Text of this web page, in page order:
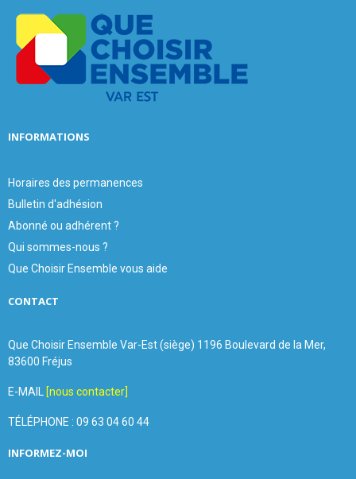
INFORMATIONS
Horaires des permanences
Bulletin d'adhésion
Abonné ou adhérent ?
Qui sommes-nous ?
Que Choisir Ensemble vous aide
CONTACT
Que Choisir Ensemble Var-Est (siège) 1196 Boulevard de la Mer,
83600 Fréjus
E-MAIL [nous contacter]
TÉLÉPHONE : 09 63 04 60 44
INFORMEZ-MOI